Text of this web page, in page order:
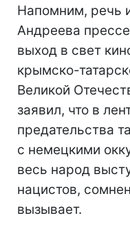
Напомним, речь
Андреева
выход в свет
крымско-
Великой
заявил, что в
предательства
с немецкими
весь народ
нацистов,
вызывает.